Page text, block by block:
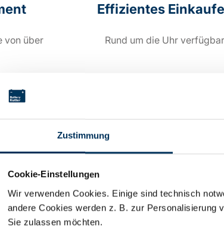
Zustimmung
Cookie-Einstellungen
Wir verwenden Cookies. Einige sind technisch
andere Cookies werden z. B. zur Personalisierung
Sie zulassen möchten.
von über
Effizientes
Rund um die Uhr verfügbar
Shop